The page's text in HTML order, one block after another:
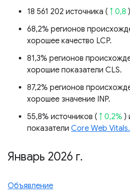
18 561 202 источника ( ↑ 0,8 )
68,2% регионов
хорошее качество LCP.
81,3% регионов
хорошие показатели CLS.
87,2% регионов
хорошее значение INP.
55,8% источников ( ↑ 0,2% )
показатели Core Web Vitals.
Январь 2026 г.
Объявление